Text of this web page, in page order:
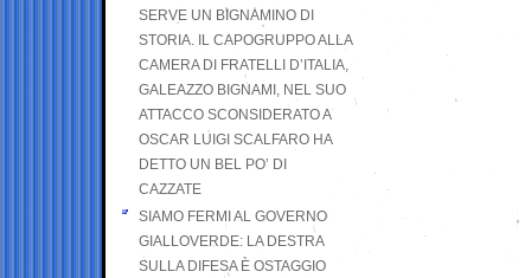
SERVE UN BIGNAMINO DI
STORIA. IL CAPOGRUPPO ALLA
CAMERA DI FRATELLI D’ITALIA,
GALEAZZO BIGNAMI, NEL SUO
ATTACCO SCONSIDERATO A
OSCAR LUIGI SCALFARO HA
DETTO UN BEL PO’ DI
CAZZATE
SIAMO FERMI AL GOVERNO
GIALLOVERDE: LA DESTRA
SULLA DIFESA È OSTAGGIO